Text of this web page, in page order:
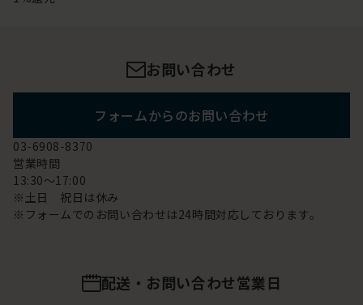
お問い合わせ
フォームからのお問い合わせ
03-6908-8370
営業時間
13:30～17:00
※土日 祝日は休み
※フォームでのお問い合わせは24時間対応しております。
配送・お問い合わせ営業日